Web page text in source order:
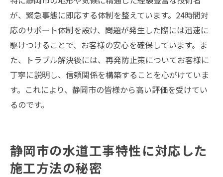
が、緊急事態に即応する体制を整えています。24時間対
応のサポート体制を設け、問題が発生した際には迅速に
駆けつけることで、お客様の安心を確保しています。ま
た、トラブル解決後には、再発防止策についてお客様に
丁寧に説明し、信頼関係を構築することを心がけていま
す。これにより、静岡市の皆様から高い評価を受けてい
るのです。
静岡市の水道工事特性に対応した
施工方法の秘密